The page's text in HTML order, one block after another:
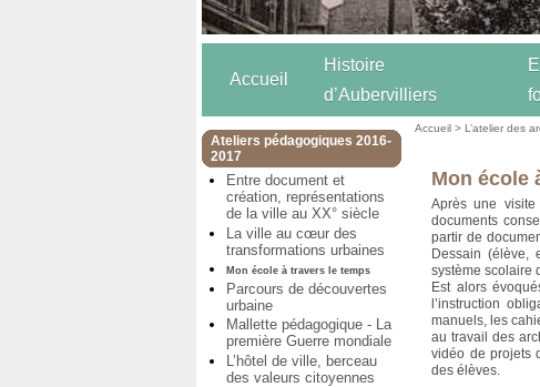
Accueil
Histoire
d’Aubervilliers
Ateliers pédagogiques 2016-
2017
Entre document et
création, représentations
de la ville au XX° siècle
La ville au cœur des
transformations urbaines
Mon école à travers le temps
Parcours de découvertes
urbaine
Mallette pédagogique - La
première Guerre mondiale
L’hôtel de ville, berceau
des valeurs citoyennes
Accueil >L’atelier des
Mon école
Après une
documents
partir de
Dessain (élève,
système scolaire
Est alors
l’instruction
manuels, les
au travail des
vidéo de projets
des élèves.